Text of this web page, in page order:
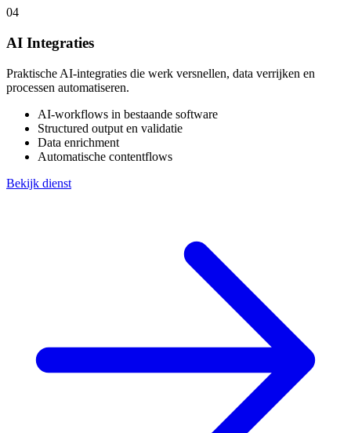
04
AI Integraties
Praktische AI-integraties die werk versnellen, data verrijken en
processen automatiseren.
AI-workflows in bestaande software
Structured output en validatie
Data enrichment
Automatische contentflows
Bekijk dienst